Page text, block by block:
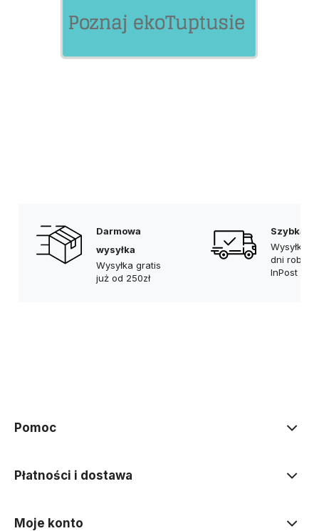
Darmowa
wysyłka
Wysyłka gratis
już od 250zł
Szybka
Wysyłka
dni
InPost
Pomoc
Płatności i dostawa
Moje konto